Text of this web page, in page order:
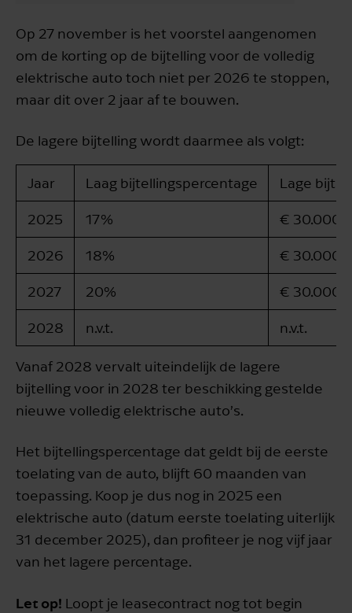
Op 27 november is het voorstel aangenomen
om de korting op de bijtelling voor de volledig
elektrische auto toch niet per 2026 te stoppen,
maar dit over 2 jaar af te bouwen.
De lagere bijtelling wordt daarmee als volgt:
Jaar Laag bijtellingspercentage Lage
2025 17% € 30.000
2026 18% € 30.000
2027 20% € 30.000
2028 n.v.t. n.v.t.
Vanaf 2028 vervalt uiteindelijk de lagere
bijtelling voor in 2028 ter beschikking gestelde
nieuwe volledig elektrische auto’s.
Het bijtellingspercentage dat geldt bij de eerste
toelating van de auto, blijft 60 maanden van
toepassing. Koop je dus nog in 2025 een
elektrische auto (datum eerste toelating uiterlijk
31 december 2025), dan profiteer je nog vijf jaar
van het lagere percentage.
Let op! Loopt je leasecontract nog tot begin